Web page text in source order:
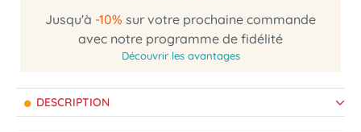
Jusqu'à -10% sur votre prochaine commande
avec notre programme de fidélité
Découvrir les avantages
DESCRIPTION